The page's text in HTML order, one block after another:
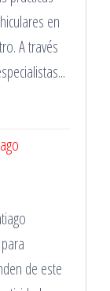
en
A través
de este